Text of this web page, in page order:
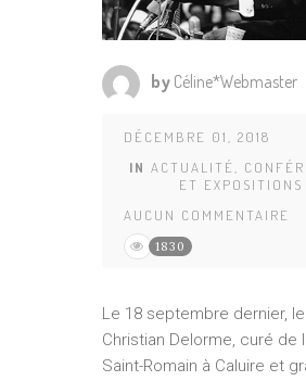
by Céline*Webmaster
DÉCEMBRE 01, 2018
IN ACTUALITÉ
ET EXPOSITIONS
AUCUN COMMENTAIRE
1830
Le 18 septembre dernier,
Christian Delorme, curé de
Saint-Romain à Caluire et